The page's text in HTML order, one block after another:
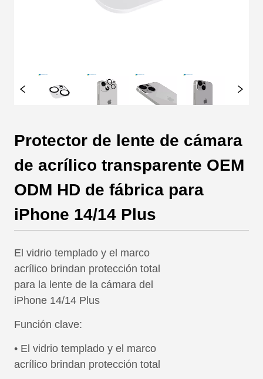
Protector de lente de cámara
de acrílico transparente OEM
ODM HD de fábrica para
iPhone 14/14 Plus